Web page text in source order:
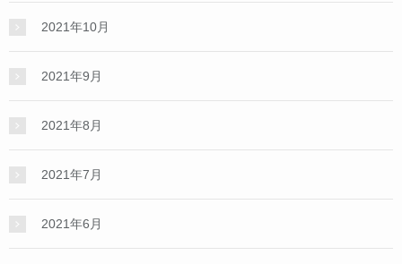
2021年10月
2021年9月
2021年8月
2021年7月
2021年6月